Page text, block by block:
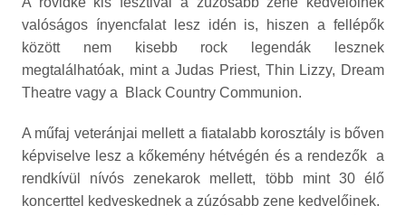
valóságos ínyencfalat lesz idén is, hiszen a fellépők
között nem kisebb rock legendák lesznek
megtalálhatóak, mint a Judas Priest, Thin Lizzy, Dream
Theatre vagy a Black Country Communion.
A műfaj veteránjai mellett a fiatalabb korosztály is bőven
képviselve lesz a kőkemény hétvégén és a rendezők a
rendkívül nívós zenekarok mellett, több mint 30 élő
koncerttel kedveskednek a zúzósabb zene kedvelőinek.